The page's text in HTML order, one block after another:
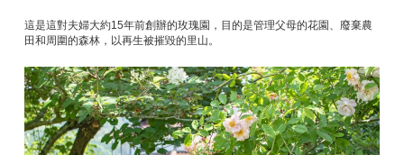
這是這對夫婦大約15年前創辦的玫瑰園，目的是管理父母的花園、廢棄農
田和周圍的森林，以再生被摧毀的里山。